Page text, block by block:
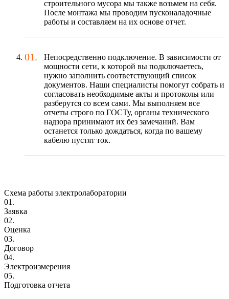
строительного мусора мы также возьмем на себя.
После монтажа мы проводим пусконаладочные
работы и составляем на их основе отчет.
Непосредственно подключение. В зависимости от
мощности сети, к которой вы подключаетесь,
нужно заполнить соответствующий список
документов. Наши специалисты помогут собрать и
согласовать необходимые акты и протоколы или
разберутся со всем сами. Мы выполняем все
отчеты строго по ГОСТу, органы технического
надзора принимают их без замечаний. Вам
останется только дождаться, когда по вашему
кабелю пустят ток.
Схема работы электролаборатории
01.
Заявка
02.
Оценка
03.
Договор
04.
Электроизмерения
05.
Подготовка отчета